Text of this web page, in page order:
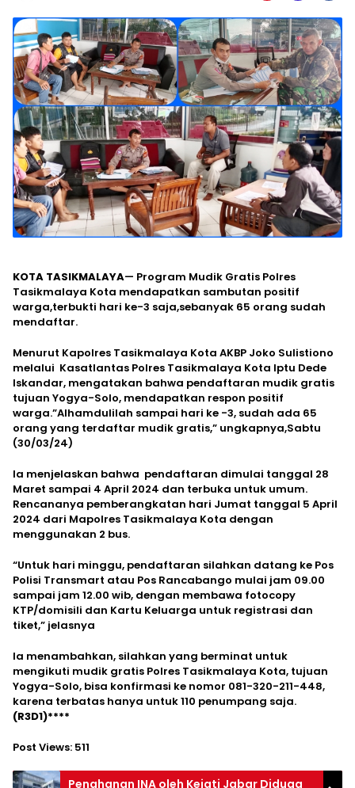
KOTA TASIKMALAYA— Program Mudik Gratis Polres
Tasikmalaya Kota mendapatkan sambutan positif
warga,terbukti hari ke-3 saja,sebanyak 65 orang sudah
mendaftar.
Menurut Kapolres Tasikmalaya Kota AKBP Joko Sulistiono
melalui Kasatlantas Polres Tasikmalaya Kota Iptu Dede
Iskandar, mengatakan bahwa pendaftaran mudik gratis
tujuan Yogya-Solo, mendapatkan respon positif
warga.”Alhamdulilah sampai hari ke -3, sudah ada 65
orang yang terdaftar mudik gratis,” ungkapnya,Sabtu
(30/03/24)
Ia menjelaskan bahwa pendaftaran dimulai tanggal 28
Maret sampai 4 April 2024 dan terbuka untuk umum.
Rencananya pemberangkatan hari Jumat tanggal 5 April
2024 dari Mapolres Tasikmalaya Kota dengan
menggunakan 2 bus.
“Untuk hari minggu, pendaftaran silahkan datang ke Pos
Polisi Transmart atau Pos Rancabango mulai jam 09.00
sampai jam 12.00 wib, dengan membawa fotocopy
KTP/domisili dan Kartu Keluarga untuk registrasi dan
tiket,” jelasnya
Ia menambahkan, silahkan yang berminat untuk
mengikuti mudik gratis Polres Tasikmalaya Kota, tujuan
Yogya-Solo, bisa konfirmasi ke nomor 081-320-211-448,
karena terbatas hanya untuk 110 penumpang saja.
(R3D1)****
Post Views: 511
Penahanan INA oleh Kejati Jabar Diduga